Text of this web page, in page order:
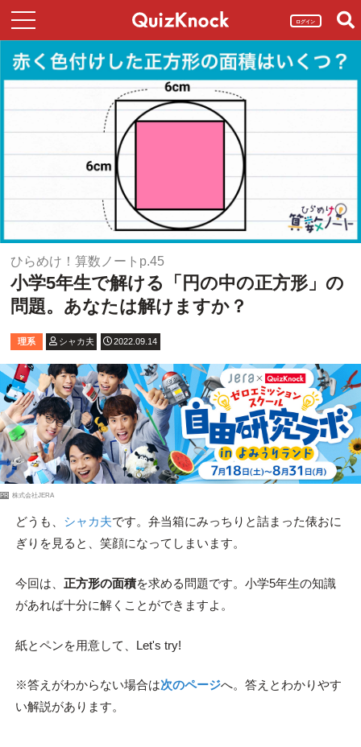
ログイン
ひらめけ！算数ノートp.45
小学5年生で解ける「円の中の正方形」の
問題。あなたは解けますか？
理系 シャカ夫 2022.09.14
PR 株式会社JERA
どうも、 シャカ夫です。弁当箱にみっちりと詰まった俵おに
ぎりを見ると、笑顔になってしまいます。
今回は、 正方形の面積を求める問題です。小学5年生の知識
があれば十分に解くことができますよ。
紙とペンを用意して、Let's try!
※答えがわからない場合は次のページへ。答えとわかりやす
い解説があります。